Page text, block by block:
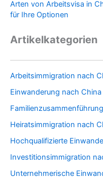
Arten von Arbeitsvisa in
für Ihre Optionen
Artikelkategorien
Arbeitsimmigration nach
Einwanderung nach China
Heiratsimmigration nach
Hochqualifizierte
Investitionsimmigration
Unternehmerische